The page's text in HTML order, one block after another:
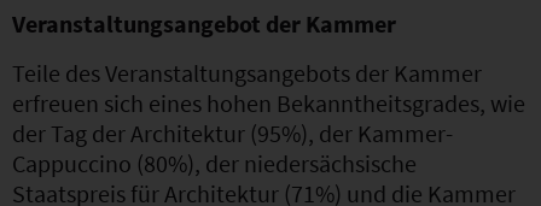
Veranstaltungsangebot der Kammer
Teile des Veranstaltungsangebots der Kammer
erfreuen sich eines hohen Bekanntheitsgrades, wie
der Tag der Architektur (95%), der Kammer-
Cappuccino (80%), der niedersächsische
Staatspreis für Architektur (71%) und die Kammer